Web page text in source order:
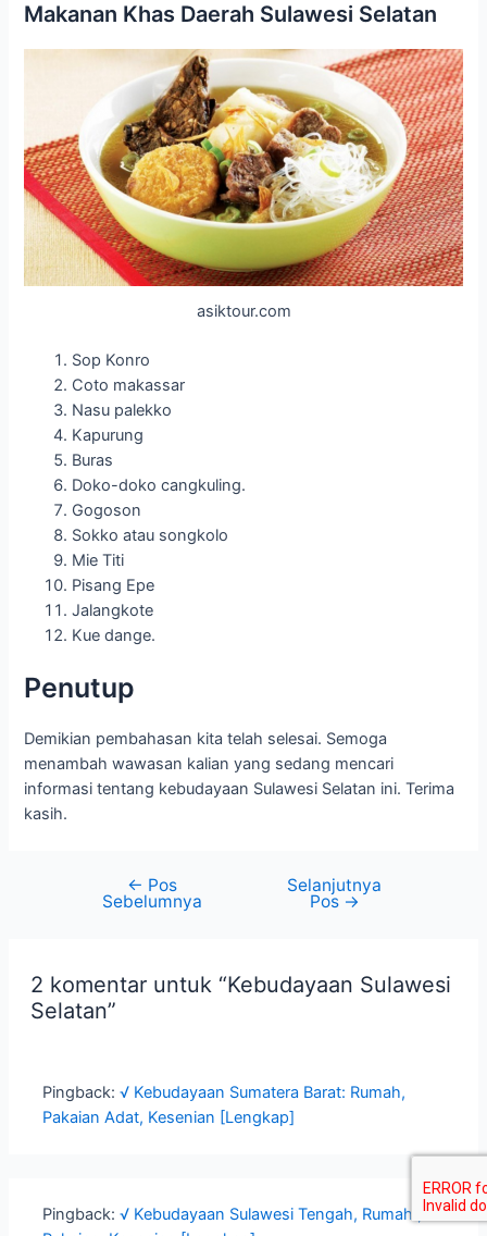
Makanan Khas Daerah Sulawesi Selatan
asiktour.com
Sop Konro
Coto makassar
Nasu palekko
Kapurung
Buras
Doko-doko cangkuling.
Gogoson
Sokko atau songkolo
Mie Titi
Pisang Epe
Jalangkote
Kue dange.
Penutup
Demikian pembahasan kita telah selesai. Semoga
menambah wawasan kalian yang sedang mencari
informasi tentang kebudayaan Sulawesi Selatan ini. Terima
kasih.
← Pos
Sebelumnya
Selanjutnya
Pos →
2 komentar untuk “Kebudayaan Sulawesi
Selatan”
Pingback:√ Kebudayaan Sumatera Barat: Rumah,
Pakaian Adat, Kesenian [Lengkap]
Pingback:√ Kebudayaan Sulawesi Tengah, Rumah ,